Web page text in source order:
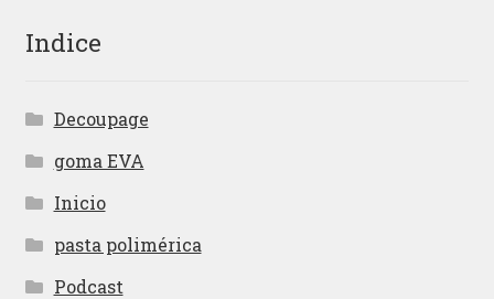
Indice
Decoupage
goma EVA
Inicio
pasta polimérica
Podcast